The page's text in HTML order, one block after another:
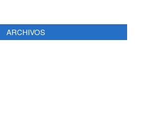
ARCHIVOS